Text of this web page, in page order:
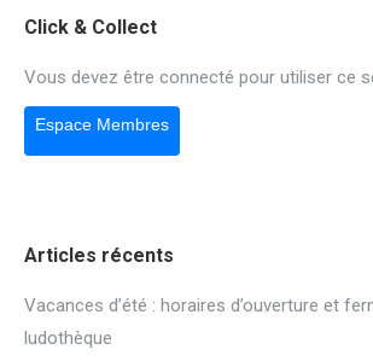
Click & Collect
Vous devez être connecté pour utiliser ce
Espace Membres
Articles récents
Vacances d’été : horaires d’ouverture et
ludothèque